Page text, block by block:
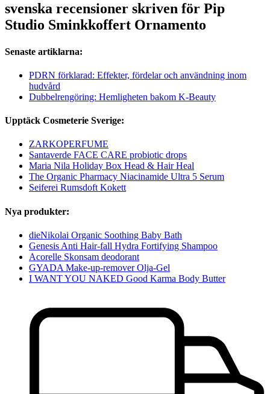
svenska recensioner skriven för Pip
Studio Sminkkoffert Ornamento
Senaste artiklarna:
PDRN förklarad: Effekter, fördelar och användning inom
hudvård
Dubbelrengöring: Hemligheten bakom K-Beauty
Upptäck Cosmeterie Sverige:
ZARKOPERFUME
Santaverde FACE CARE probiotic drops
Maria Nila Holiday Box Head & Hair Heal
The Organic Pharmacy Niacinamide Ultra 5 Serum
Seiferei Rumsdoft Kokett
Nya produkter:
dieNikolai Organic Soothing Baby Bath
Genesis Anti Hair-fall Hydra Fortifying Shampoo
Acorelle Skonsam deodorant
GYADA Make-up-remover Olja-Gel
I WANT YOU NAKED Good Karma Body Butter